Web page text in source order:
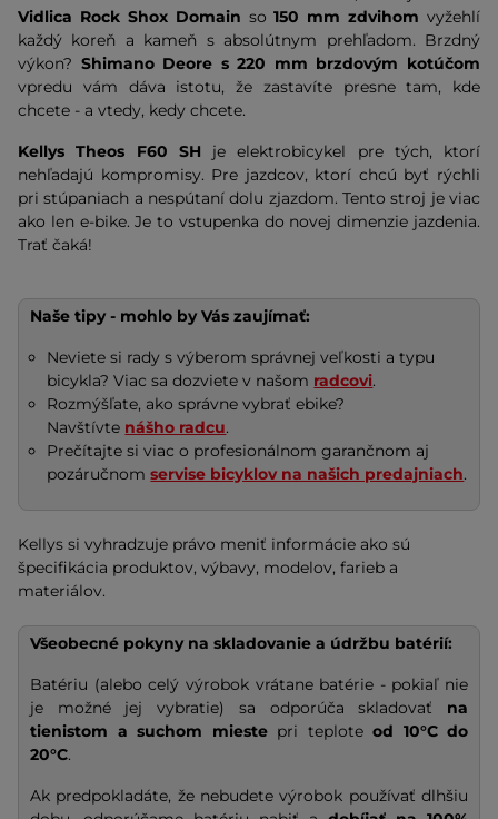
Vidlica Rock Shox Domain so150 mm zdvihom vyžehlí
každý koreň a kameň s absolútnym prehľadom. Brzdný
výkon? Shimano Deore s 220 mm brzdovým kotúčom
vpredu vám dáva istotu, že zastavíte presne tam, kde
chcete - a vtedy, kedy chcete.
Kellys Theos F60 SH je elektrobicykel pre tých, ktorí
nehľadajú kompromisy. Pre jazdcov, ktorí chcú byť rýchli
pri stúpaniach a nespútaní dolu zjazdom. Tento stroj je viac
ako len e-bike. Je to vstupenka do novej dimenzie jazdenia.
Trať čaká!
Naše tipy - mohlo by Vás zaujímať:
Neviete si rady s výberom správnej veľkosti a typu
bicykla? Viac sa dozviete v našom radcovi.
Rozmýšľate, ako správne vybrať ebike?
Navštívte nášho radcu.
Prečítajte si viac o profesionálnom garančnom aj
pozáručnomservise bicyklov na našich predajniach.
Kellys si vyhradzuje právo meniť informácie ako sú
špecifikácia produktov, výbavy, modelov, farieb a
materiálov.
Všeobecné pokyny na skladovanie a údržbu batérií:
Batériu (alebo celý výrobok vrátane batérie - pokiaľ nie
je možné jej vybratie) sa odporúča skladovať na
tienistom a suchom miestepri teplote od 10°C do
20°C.
Ak predpokladáte, že nebudete výrobok používať dlhšiu